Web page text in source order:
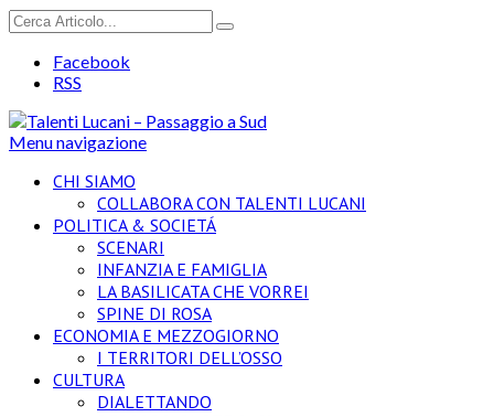
Facebook
RSS
Menu navigazione
CHI SIAMO
COLLABORA CON TALENTI LUCANI
POLITICA & SOCIETÁ
SCENARI
INFANZIA E FAMIGLIA
LA BASILICATA CHE VORREI
SPINE DI ROSA
ECONOMIA E MEZZOGIORNO
I TERRITORI DELL’OSSO
CULTURA
DIALETTANDO